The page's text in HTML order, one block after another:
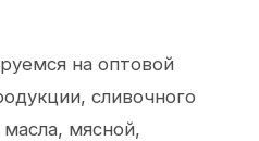
на оптовой
сливочного
мясной,